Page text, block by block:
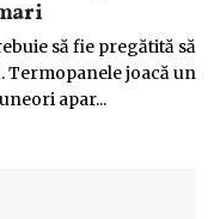
să fie pregătită să
joacă un
apar...